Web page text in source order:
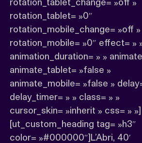
rotation_tablet= »0″
rotation_mobile_change= »off »
rotation_mobile= »0″ effect= »
animation_duration= » »
animate_tablet= »false »
animate_mobile= »false »
delay_timer= » » class= » »
cursor_skin= »inherit » css= » »]
[ut_custom_heading tag= »h3″
color= »#000000″]L’Abri, 40′